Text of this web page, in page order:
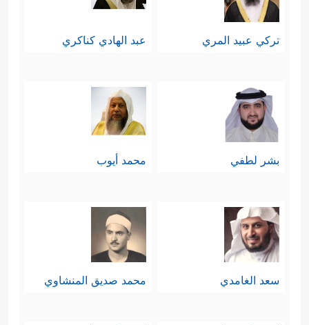
تركي عبيد المري عبد الهادي كناكري
بشر لطفي محمد أيوب
سعد الغامدي محمد صديق المنشاوي